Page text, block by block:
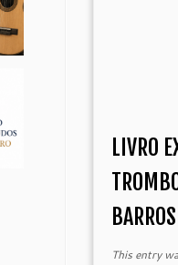
LIVRO
This entry